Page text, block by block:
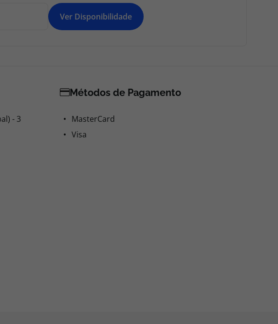
Ver Disponibilidade
- 3
Métodos de Pagamento
MasterCard
Visa